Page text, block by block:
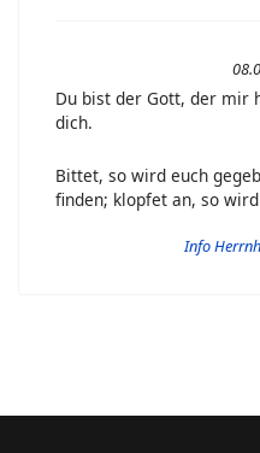
Du bist der Gott, der mir
dich.
Bittet, so wird euch
finden; klopfet an, so
Info